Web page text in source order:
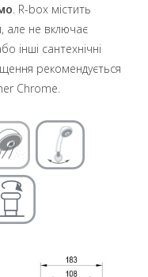
. R-box містить
але не включає
інші сантехнічні
рекомендується
Chrome.